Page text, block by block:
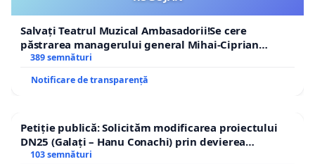
Salvați Teatrul Muzical Ambasadorii!Se cere
păstrarea managerului general Mihai-Ciprian
ROGOJAN
389 semnături
Notificare de transparență
Petiție publică: Solicităm modificarea proiectului
DN25 (Galați – Hanu Conachi) prin devierea
traseului în afara localităților!
103 semnături